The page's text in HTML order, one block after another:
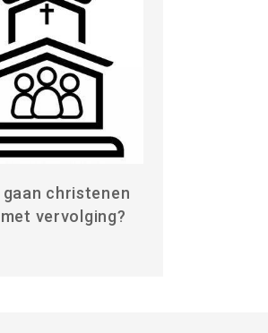
gaan christenen
vervolging?